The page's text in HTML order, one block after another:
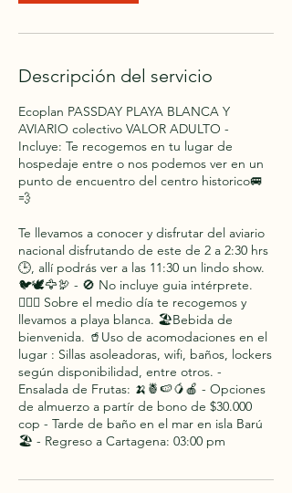
Descripción del servicio
Ecoplan PASSDAY PLAYA BLANCA Y
AVIARIO colectivo VALOR ADULTO -
Incluye: Te recogemos en tu lugar de
hospedaje entre o nos podemos ver en un
punto de encuentro del centro historico🚐
💨
Te llevamos a conocer y disfrutar del aviario
nacional disfrutando de este de 2 a 2:30 hrs
🕒, allí podrás ver a las 11:30 un lindo show.
🐦🕊🦅🦃 - 🚫 No incluye guia intérprete.
🙋🏽‍♂️ Sobre el medio día te recogemos y
llevamos a playa blanca. 🏖️Bebida de
bienvenida. 🥤Uso de acomodaciones en el
lugar : Sillas asoleadoras, wifi, baños, lockers
según disponibilidad, entre otros. -
Ensalada de Frutas: 🍌🍍🍉🥭🍎 - Opciones
de almuerzo a partír de bono de $30.000
cop - Tarde de baño en el mar en isla Barú
🏖️ - Regreso a Cartagena: 03:00 pm